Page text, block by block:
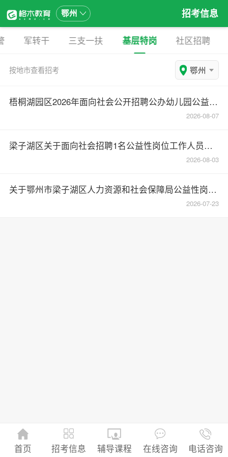
鄂州 招考信息
首页 招考信息 辅导课程 在线咨询 电话咨询
军转干 三支一扶 基层特岗 社区招聘
按地市查看招考 鄂州
梧桐湖园区2026年面向社会公开招聘公办幼儿园公益性岗位教师公告
2026-08-07
梁子湖区关于面向社会招聘1名公益性岗位工作人员的公告
2026-08-03
关于鄂州市梁子湖区人力资源和社会保障局公益性岗位拟录用人员名单的公示
2026-07-23